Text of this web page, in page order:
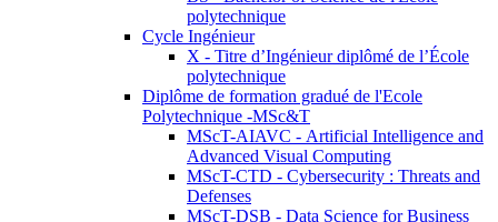
polytechnique
Cycle Ingénieur
X - Titre d’Ingénieur diplômé de l’École
polytechnique
Diplôme de formation gradué de l'Ecole
Polytechnique -MSc&T
MScT-AIAVC - Artificial Intelligence and
Advanced Visual Computing
MScT-CTD - Cybersecurity : Threats and
Defenses
MScT-DSB - Data Science for Business